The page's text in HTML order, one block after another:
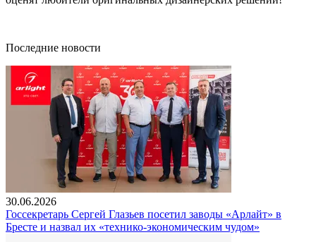
Последние новости
30.06.2026
Госсекретарь Сергей Глазьев посетил заводы «Арлайт» в
Бресте и назвал их «технико-экономическим чудом»